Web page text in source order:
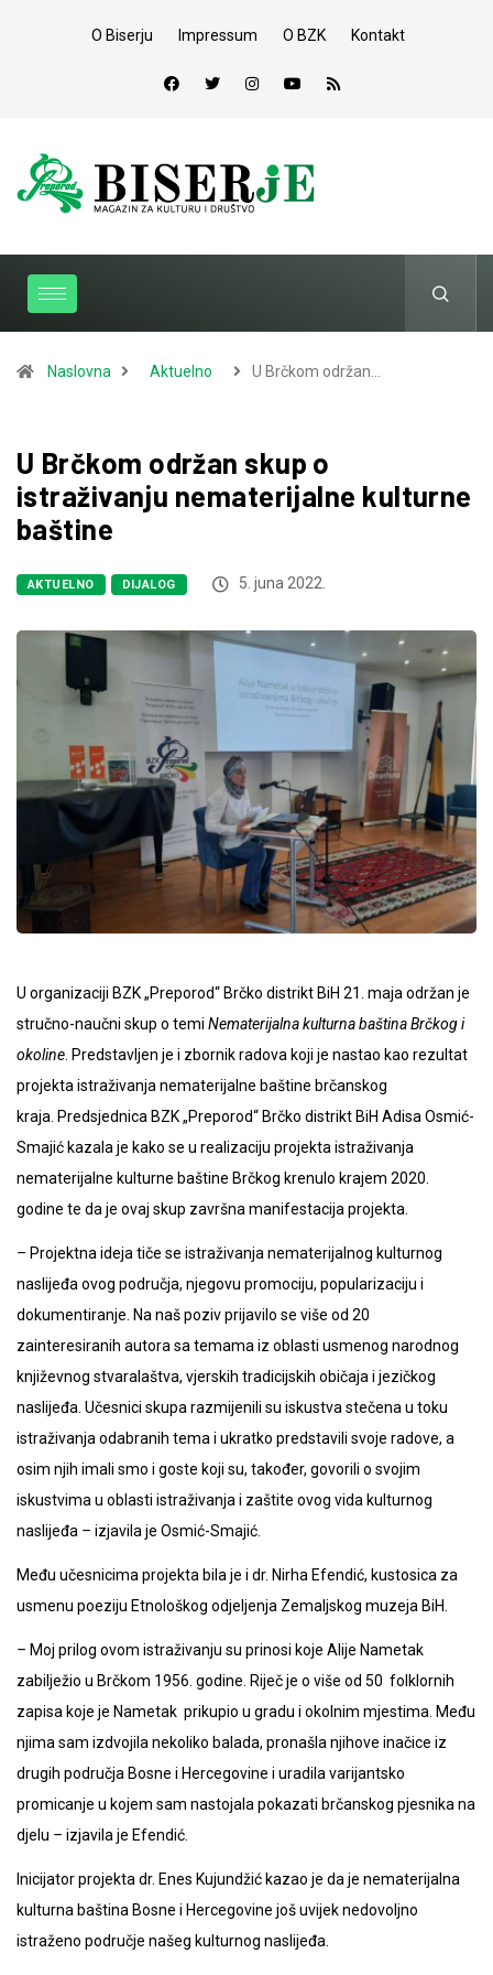
O Biserju Impressum O BZK Kontakt
Naslovna Aktuelno U Brčkom održan…
U Brčkom održan skup o
istraživanju nematerijalne kulturne
baštine
AKTUELNO DIJALOG 5. juna 2022.
U organizaciji BZK „Preporod“ Brčko distrikt BiH 21. maja održan je
stručno-naučni skup o temi Nematerijalna kulturna baština Brčkog i
okoline. Predstavljen je i zbornik radova koji je nastao kao rezultat
projekta istraživanja nematerijalne baštine brčanskog
kraja. Predsjednica BZK „Preporod“ Brčko distrikt BiH Adisa Osmić-
Smajić kazala je kako se u realizaciju projekta istraživanja
nematerijalne kulturne baštine Brčkog krenulo krajem 2020.
godine te da je ovaj skup završna manifestacija projekta.
– Projektna ideja tiče se istraživanja nematerijalnog kulturnog
naslijeđa ovog područja, njegovu promociju, popularizaciju i
dokumentiranje. Na naš poziv prijavilo se više od 20
zainteresiranih autora sa temama iz oblasti usmenog narodnog
književnog stvaralaštva, vjerskih tradicijskih običaja i jezičkog
naslijeđa. Učesnici skupa razmijenili su iskustva stečena u toku
istraživanja odabranih tema i ukratko predstavili svoje radove, a
osim njih imali smo i goste koji su, također, govorili o svojim
iskustvima u oblasti istraživanja i zaštite ovog vida kulturnog
naslijeđa – izjavila je Osmić-Smajić.
Među učesnicima projekta bila je i dr. Nirha Efendić, kustosica za
usmenu poeziju Etnološkog odjeljenja Zemaljskog muzeja BiH.
– Moj prilog ovom istraživanju su prinosi koje Alije Nametak
zabilježio u Brčkom 1956. godine. Riječ je o više od 50 folklornih
zapisa koje je Nametak prikupio u gradu i okolnim mjestima. Među
njima sam izdvojila nekoliko balada, pronašla njihove inačice iz
drugih područja Bosne i Hercegovine i uradila varijantsko
promicanje u kojem sam nastojala pokazati brčanskog pjesnika na
djelu – izjavila je Efendić.
Inicijator projekta dr. Enes Kujundžić kazao je da je nematerijalna
kulturna baština Bosne i Hercegovine još uvijek nedovoljno
istraženo područje našeg kulturnog naslijeđa.